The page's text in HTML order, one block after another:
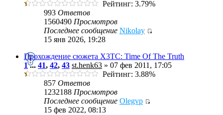
Рейтинг: 3.79%
993 Ответов
1560490 Просмотров
Последнее сообщение Nikolay
15 янв 2026, 19:28
Прохождение сюжета X3TC: Time Of The Truth
1... 41, 42, 43 st.henk63 » 07 фев 2011, 17:05
Рейтинг: 3.88%
857 Ответов
1232188 Просмотров
Последнее сообщение Olegvp
15 фев 2022, 08:13